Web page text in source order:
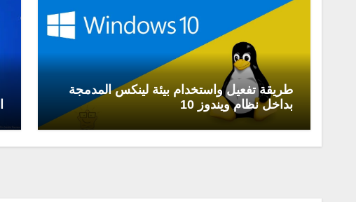
طريقة تفعيل واستخدام بيئة لينكس المدمجة
بداخل نظام ويندوز 10